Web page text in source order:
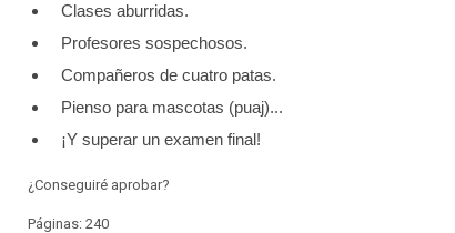
Clases aburridas.
Profesores sospechosos.
Compañeros de cuatro patas.
Pienso para mascotas (puaj)...
¡Y superar un examen final!
¿Conseguiré aprobar?
Páginas: 240